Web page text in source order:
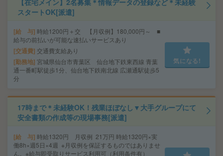
【在宅メイン】2名募集＊情報データの登録など＊未経験
スタートOK[派遣]
給 与 時給1200円＋交 【月収例】180,000円～ ■
給与の前払いが可能な速払いサービスあり
交通費 交通費支給あり
勤務地 宮城県仙台市青葉区 仙台地下鉄東西線 青葉
通一番町駅徒歩1分、仙台地下鉄南北線 広瀬通駅徒歩5
分
気になる!
17時まで＊未経験OK！残業ほぼなし▼大手グループにて
安全書類の作成等の現場事務[派遣]
給 与 時給1320円 月収例 21万円 時給1320円×実
働8h×週5日×4週 ※月収例を保証するものではありませ
ん。※給与即受取りサービス利用可（利用条件有）